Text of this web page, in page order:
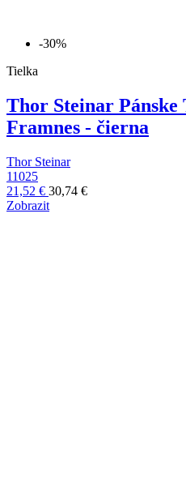
-30%
Tielka
Thor Steinar
Framnes - čierna
Thor Steinar
11025
21,52 € 30,74 €
Zobrazit